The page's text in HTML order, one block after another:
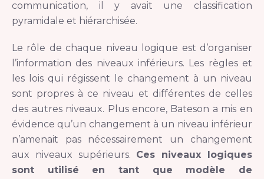
communication, il y avait une classification
pyramidale et hiérarchisée.
Le rôle de chaque niveau logique est d’organiser
l’information des niveaux inférieurs. Les règles et
les lois qui régissent le changement à un niveau
sont propres à ce niveau et différentes de celles
des autres niveaux. Plus encore, Bateson a mis en
évidence qu’un changement à un niveau inférieur
n’amenait pas nécessairement un changement
aux niveaux supérieurs. Ces niveaux logiques
sont utilisé en tant que modèle de